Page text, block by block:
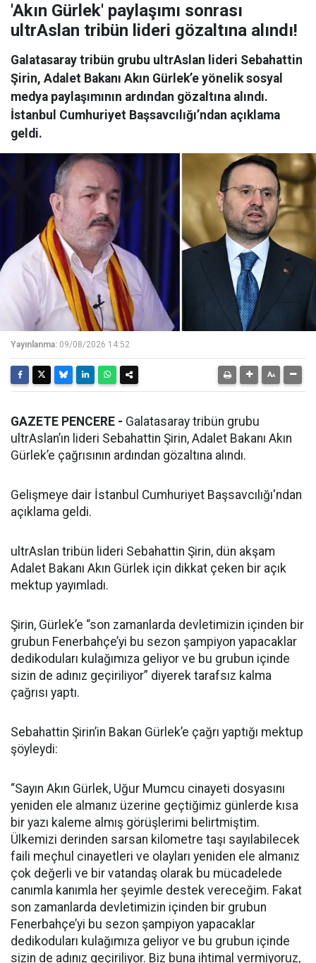
'Akın Gürlek' paylaşımı sonrası
ultrAslan tribün lideri gözaltına alındı!
Galatasaray tribün grubu ultrAslan lideri Sebahattin
Şirin, Adalet Bakanı Akın Gürlek’e yönelik sosyal
medya paylaşımının ardından gözaltına alındı.
İstanbul Cumhuriyet Başsavcılığı’ndan açıklama
geldi.
Yayınlanma: 09/08/2026 14:52
GAZETE PENCERE - Galatasaray tribün grubu
ultrAslan’ın lideri Sebahattin Şirin, Adalet Bakanı Akın
Gürlek’e çağrısının ardından gözaltına alındı.
Gelişmeye dair İstanbul Cumhuriyet Başsavcılığı'ndan
açıklama geldi.
ultrAslan tribün lideri Sebahattin Şirin, dün akşam
Adalet Bakanı Akın Gürlek için dikkat çeken bir açık
mektup yayımladı.
Şirin, Gürlek’e “son zamanlarda devletimizin içinden bir
grubun Fenerbahçe’yi bu sezon şampiyon yapacaklar
dedikoduları kulağımıza geliyor ve bu grubun içinde
sizin de adınız geçiriliyor” diyerek tarafsız kalma
çağrısı yaptı.
Sebahattin Şirin’in Bakan Gürlek’e çağrı yaptığı mektup
şöyleydi:
“Sayın Akın Gürlek, Uğur Mumcu cinayeti dosyasını
yeniden ele almanız üzerine geçtiğimiz günlerde kısa
bir yazı kaleme almış görüşlerimi belirtmiştim.
Ülkemizi derinden sarsan kilometre taşı sayılabilecek
faili meçhul cinayetleri ve olayları yeniden ele almanız
çok değerli ve bir vatandaş olarak bu mücadelede
canımla kanımla her şeyimle destek vereceğim. Fakat
son zamanlarda devletimizin içinden bir grubun
Fenerbahçe’yi bu sezon şampiyon yapacaklar
dedikoduları kulağımıza geliyor ve bu grubun içinde
sizin de adınız geçiriliyor. Biz buna ihtimal vermiyoruz,